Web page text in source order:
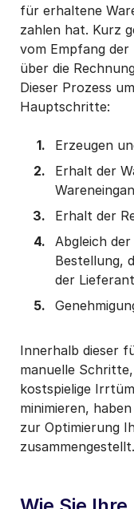
für erhaltene
zahlen hat. Kurz
vom Empfang der
über die
Dieser Prozess
Hauptschritte:
Erzeugen
Erhalt der
Erhalt der
Abgleich
Bestellung,
der
Innerhalb dieser
manuelle
kostspielige
minimieren,
zur Optimierung
zusammengestellt.